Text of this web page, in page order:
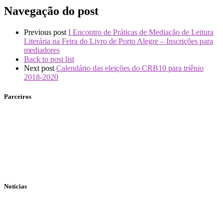
Navegação do post
Previous post I Encontro de Práticas de Mediação de Leitura
Literária na Feira do Livro de Porto Alegre – Inscrições para
mediadores
Back to post list
Next post Calendário das eleições do CRB10 para triênio
2018-2020
Parceiros
Notícias